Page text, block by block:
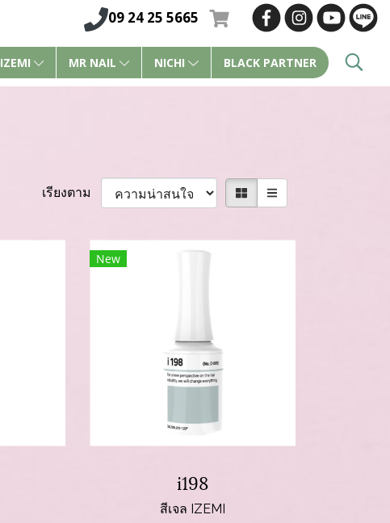
09 24 25 5665
IZEMI MR NAIL NICHI BLACK PARTNER
เรียงตาม
New
i198
สีเจล IZEMI